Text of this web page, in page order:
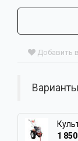
Добавить
1 850